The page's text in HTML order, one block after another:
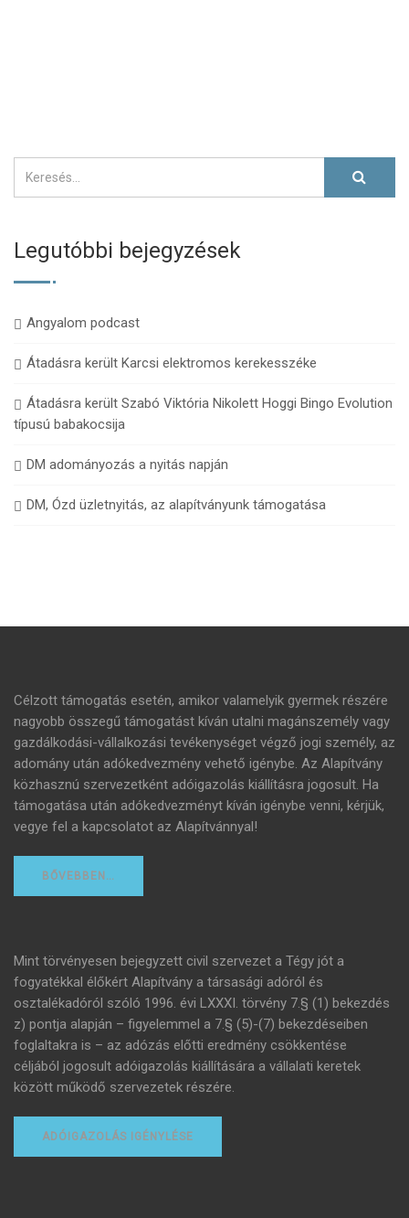
Legutóbbi bejegyzések
Angyalom podcast
Átadásra került Karcsi elektromos kerekesszéke
Átadásra került Szabó Viktória Nikolett Hoggi Bingo Evolution
típusú babakocsija
DM adományozás a nyitás napján
DM, Ózd üzletnyitás, az alapítványunk támogatása
Célzott támogatás esetén, amikor valamelyik gyermek részére
nagyobb összegű támogatást kíván utalni magánszemély vagy
gazdálkodási-vállalkozási tevékenységet végző jogi személy, az
adomány után adókedvezmény vehető igénybe. Az Alapítvány
közhasznú szervezetként adóigazolás kiállításra jogosult. Ha
támogatása után adókedvezményt kíván igénybe venni, kérjük,
vegye fel a kapcsolatot az Alapítvánnyal!
BŐVEBBEN…
Mint törvényesen bejegyzett civil szervezet a Tégy jót a
fogyatékkal élőkért Alapítvány a társasági adóról és
osztalékadóról szóló 1996. évi LXXXI. törvény 7.§ (1) bekezdés
z) pontja alapján – figyelemmel a 7.§ (5)-(7) bekezdéseiben
foglaltakra is – az adózás előtti eredmény csökkentése
céljából jogosult adóigazolás kiállítására a vállalati keretek
között működő szervezetek részére.
ADÓIGAZOLÁS IGÉNYLÉSE